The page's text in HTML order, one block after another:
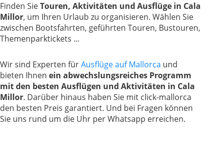
Finden SieTouren, Aktivitäten und Ausflüge in Cala
Millor, um Ihren Urlaub zu organisieren. Wählen Sie
zwischen Bootsfahrten, geführten Touren, Bustouren,
Themenparktickets ...
Wir sind Experten fürAusflüge auf Mallorca und
bieten Ihnen ein abwechslungsreiches Programm
mit den besten Ausflügen und Aktivitäten in Cala
Millor. Darüber hinaus haben Sie mit click-mallorca
den besten Preis garantiert. Und bei Fragen können
Sie uns rund um die Uhr per Whatsapp erreichen.